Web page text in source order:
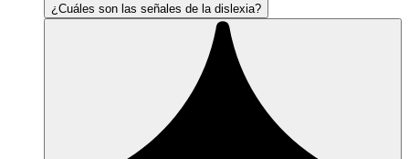
¿Cuáles son las señales de la dislexia?